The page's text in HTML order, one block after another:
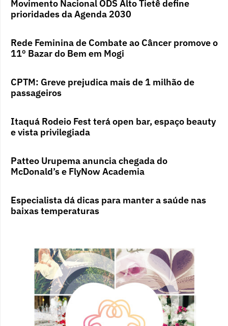
Movimento Nacional ODS Alto Tietê define
prioridades da Agenda 2030
Rede Feminina de Combate ao Câncer promove o
11º Bazar do Bem em Mogi
CPTM: Greve prejudica mais de 1 milhão de
passageiros
Itaquá Rodeio Fest terá open bar, espaço beauty
e vista privilegiada
Patteo Urupema anuncia chegada do
McDonald’s e FlyNow Academia
Especialista dá dicas para manter a saúde nas
baixas temperaturas